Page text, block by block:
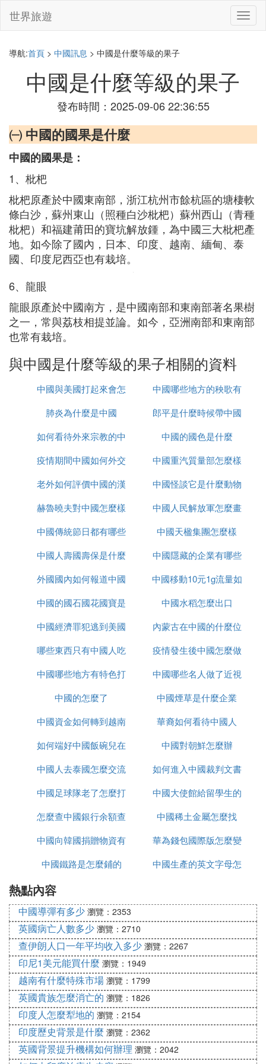
切
換
世界旅遊
導航:首頁 > 中國訊息 > 中國是什麼等級的果子
中國是什麼等級的果子
發布時間：2025-09-06 22:36:55
㈠ 中國的國果是什麼
中國的國果是：
1、枇杷
枇杷原產於中國東南部，浙江杭州市餘杭區的塘棲軟
條白沙，蘇州東山（照種白沙枇杷）蘇州西山（青種
枇杷）和福建莆田的寶坑解放鍾，為中國三大枇杷產
地。如今除了國內，日本、印度、越南、緬甸、泰
國、印度尼西亞也有栽培。
6、龍眼
龍眼原產於中國南方，是中國南部和東南部著名果樹
之一，常與荔枝相提並論。如今，亞洲南部和東南部
也常有栽培。
與中國是什麼等級的果子相關的資料
中國與美國打起來會怎
麼樣
中國哪些地方的秧歌有
名
肺炎為什麼是中國
郎平是什麼時候帶中國
女排的
如何看待外來宗教的中
國化
中國的國色是什麼
疫情期間中國如何外交
中國重汽質量部怎麼樣
老外如何評價中國的漢
服
中國怪談它是什麼動物
赫魯曉夫對中國怎麼樣
中國人民解放軍怎麼畫
的
中國傳統節日都有哪些
中國天楹集團怎麼樣
中國人壽國壽保是什麼
中國隱藏的企業有哪些
外國國內如何報道中國
疫情
中國移動10元1g流量如
何取消
中國的國石國花國寶是
什麼
中國水稻怎麼出口
中國經濟罪犯逃到美國
怎麼辦
內蒙古在中國的什麼位
置
哪些東西只有中國人吃
疫情發生後中國怎麼做
的
中國哪些地方有特色打
鼓
中國哪些名人做了近視
手術
中國的怎麼了
中國煙草是什麼企業
中國資金如何轉到越南
炒股
華裔如何看待中國人
如何端好中國飯碗兒在
線播放
中國對朝鮮怎麼辦
中國人去泰國怎麼交流
如何進入中國裁判文書
網官網
中國足球隊老了怎麼打
亞洲杯
中國大使館給留學生的
健康包有什麼
怎麼查中國銀行余額查
詢
中國稀土金屬怎麼找
中國向韓國捐贈物資有
哪些
華為錢包國際版怎麼變
為中國版
中國鐵路是怎麼鋪的
中國生產的英文字母怎
熱點內容
中國導彈有多少 瀏覽：2353
英國病亡人數多少 瀏覽：2710
查伊朗人口一年平均收入多少 瀏覽：2267
印尼1美元能買什麼 瀏覽：1949
越南有什麼特殊市場 瀏覽：1799
英國貴族怎麼消亡的 瀏覽：1826
印度人怎麼犁地的 瀏覽：2154
印度歷史背景是什麼 瀏覽：2362
英國背景提升機構如何辦理 瀏覽：2042